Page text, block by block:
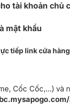
tài khoản chủ
mật khẩu
tiếp link cửa hàng
Cốc Cốc,...) và